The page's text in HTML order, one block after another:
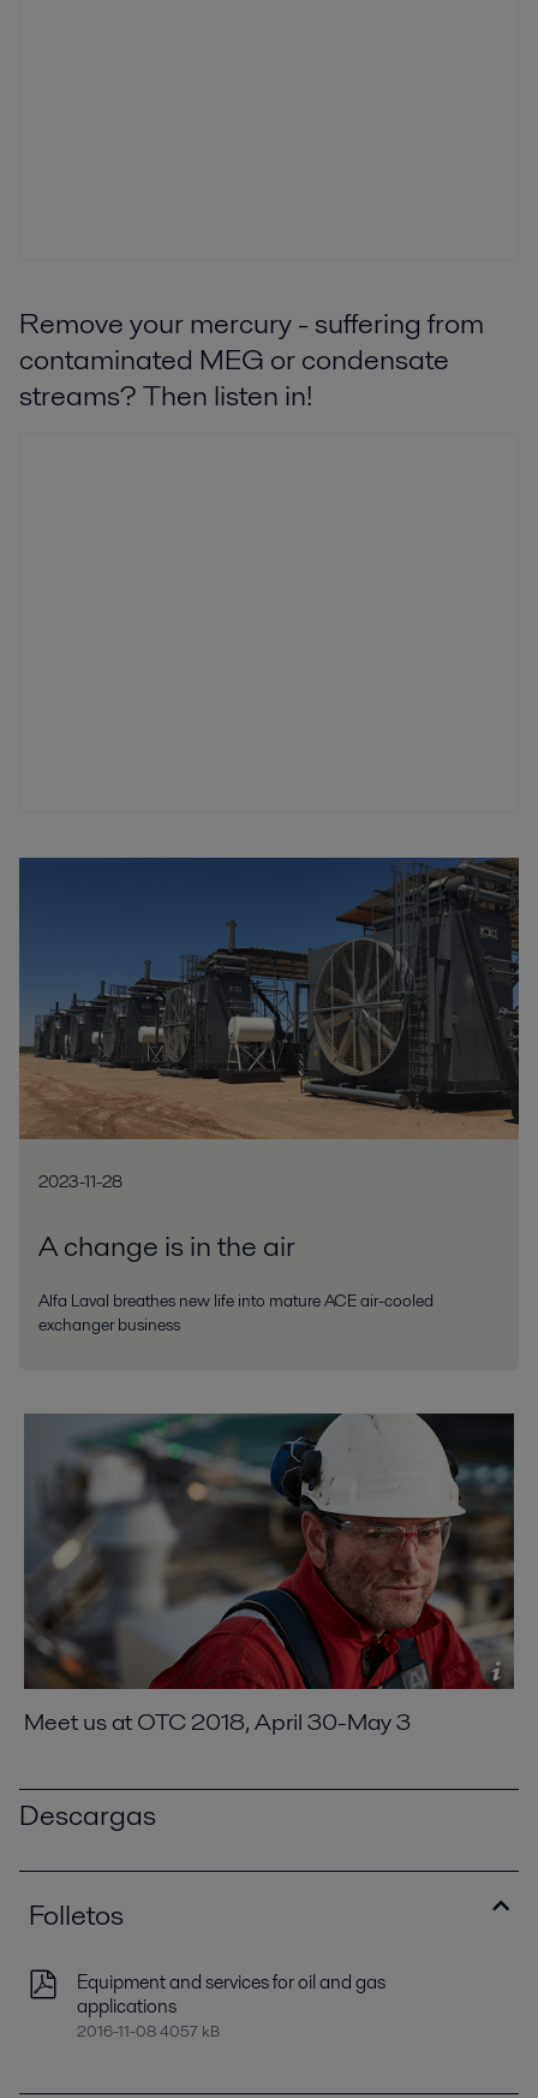
Remove your mercury - suffering from
contaminated MEG or condensate
streams? Then listen in!
2023-11-28
A change is in the air
Alfa Laval breathes new life into mature ACE air-cooled
exchanger business
Meet us at OTC 2018, April 30-May 3
Descargas
Folletos
Equipment and services for oil and gas
applications
2016-11-08 4057 kB